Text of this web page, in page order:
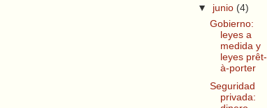
▼ junio (4)
Gobierno:
leyes a
medida y
leyes prêt-
à-porter
Seguridad
privada: